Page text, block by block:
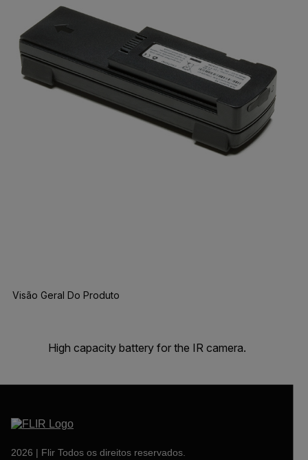
Visão Geral Do Produto
High capacity battery for the IR camera.
2026 | Flir Todos os direitos reservados.